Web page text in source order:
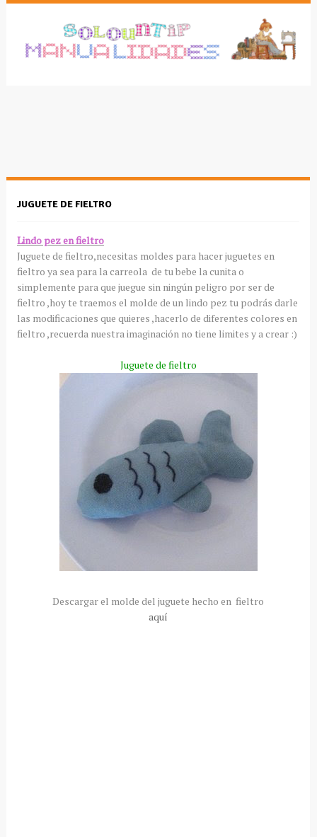
JUGUETE DE FIELTRO
Lindo pez en fieltro
Juguete de fieltro,necesitas moldes para hacer juguetes en
fieltro ya sea para la carreola de tu bebe la cunita o
simplemente para que juegue sin ningún peligro por ser de
fieltro ,hoy te traemos el molde de un lindo pez tu podrás darle
las modificaciones que quieres ,hacerlo de diferentes colores en
fieltro ,recuerda nuestra imaginación no tiene limites y a crear :)
Juguete de fieltro
Descargar el molde del juguete hecho en fieltro
aquí